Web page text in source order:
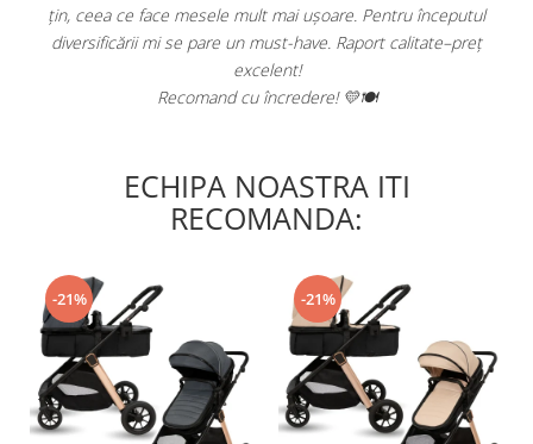
țin, ceea ce face mesele mult mai ușoare. Pentru începutul
diversificării mi se pare un must-have. Raport calitate–preț
excelent!
Recomand cu încredere! 💛🍽️
ECHIPA NOASTRA ITI
RECOMANDA:
-21% -21%